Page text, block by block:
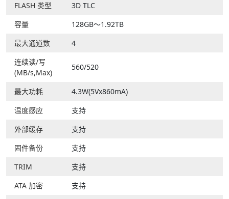
FLASH 类型
3D TLC
容量
128GB～1.92TB
最大通道数
4
连续读/写
(MB/s,Max)
560/520
最大功耗
4.3W(5Vx860mA)
温度感应
支持
外部缓存
支持
固件备份
支持
TRIM
支持
ATA 加密
支持